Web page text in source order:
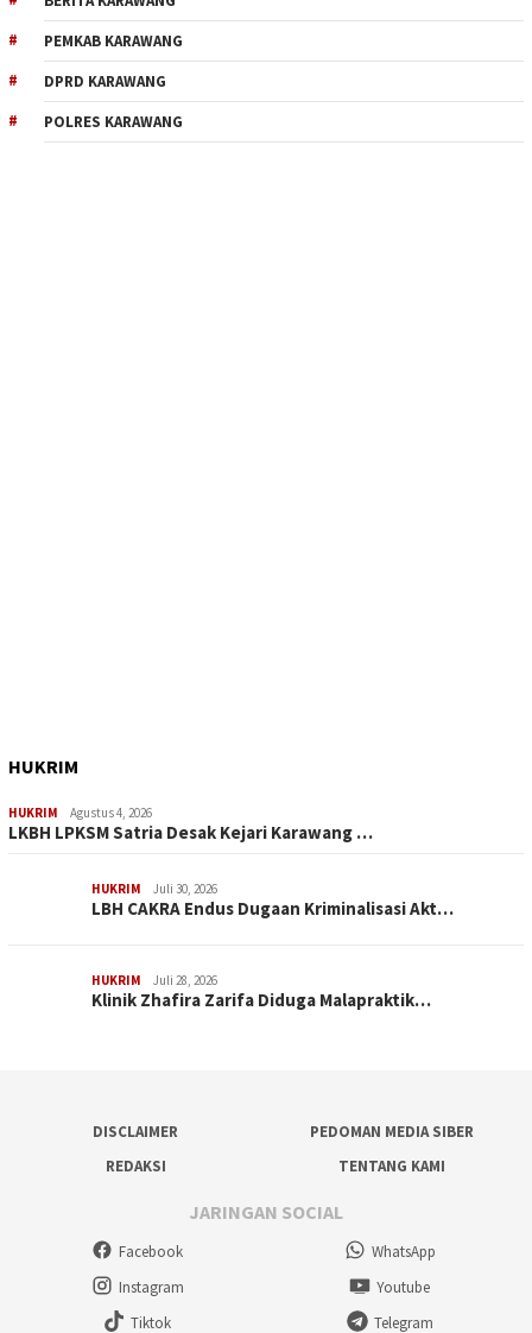
PEMKAB KARAWANG
DPRD KARAWANG
POLRES KARAWANG
HUKRIM
HUKRIM Agustus 4, 2026
LKBH LPKSM Satria Desak Kejari Karawang …
HUKRIM Juli 30, 2026
LBH CAKRA Endus Dugaan Kriminalisasi Akt…
HUKRIM Juli 28, 2026
Klinik Zhafira Zarifa Diduga Malapraktik…
DISCLAIMER
PEDOMAN MEDIA SIBER
REDAKSI
TENTANG KAMI
JARINGAN SOCIAL
Facebook
WhatsApp
Instagram
Youtube
Tiktok
Telegram